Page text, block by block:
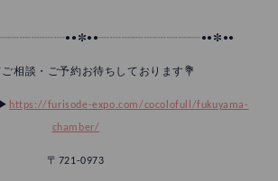
ご相談・ご予約お待ちしております💐
https://furisode-expo.com/cocolofull/fukuyama-
chamber/
〒721-0973